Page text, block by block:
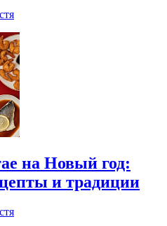
на Новый год:
и традиции